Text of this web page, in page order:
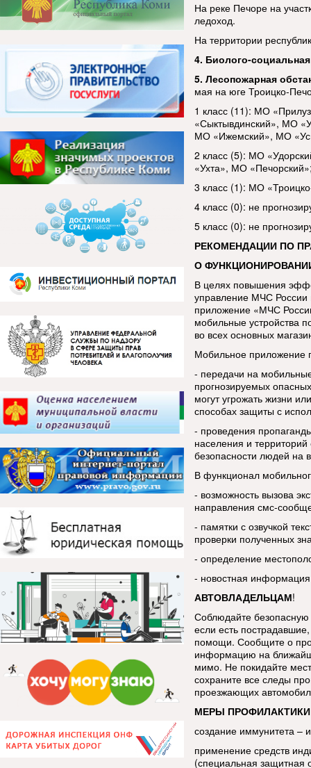
На реке Печоре на
ледоход.
На территории
4. Биолого-
5. Лесопожарная
мая на юге Троицко-
1 класс (11): МО
«Сыктывдинский», МО
МО «Ижемский», МО
2 класс (5): МО
«Ухта», МО
3 класс (1): МО
4 класс (0): не
5 класс (0): не
РЕКОМЕНДАЦИИ ПО
О
В целях повышения
управление МЧС России
приложение «МЧС
мобильные устройства
во всех основных
Мобильное приложение
- передачи на
прогнозируемых
могут угрожать жизни
способах защиты с
- проведения
населения и
безопасности людей на
В функционал
- возможность вызова
направления смс-
- памятки с озвучкой
проверки полученных
- определение
- новостная
АВТОВЛАДЕЛЬЦАМ!
Соблюдайте
если есть
помощи. Сообщите о
информацию на
мимо. Не покидайте
сохраните все следы
проезжающих
МЕРЫ
создание иммунитета –
применение средств
(специальная защитная